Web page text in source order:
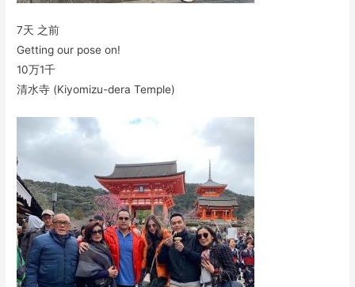
7天 之前
Getting our pose on!
10万1千
清水寺 (Kiyomizu-dera Temple)